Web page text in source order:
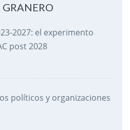
GRANERO
2027: el experimento
post 2028
políticos y organizaciones